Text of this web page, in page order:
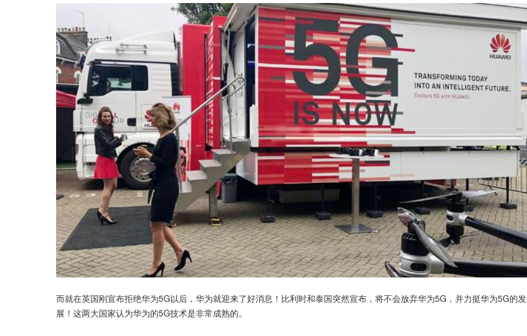
而就在英国刚宣布拒绝华为5G以后，华为就迎来了好消息！比利时和泰国突然宣布，将不会放弃华为5G，并力挺华为5G的发
展！这两大国家认为华为的5G技术是非常成熟的。